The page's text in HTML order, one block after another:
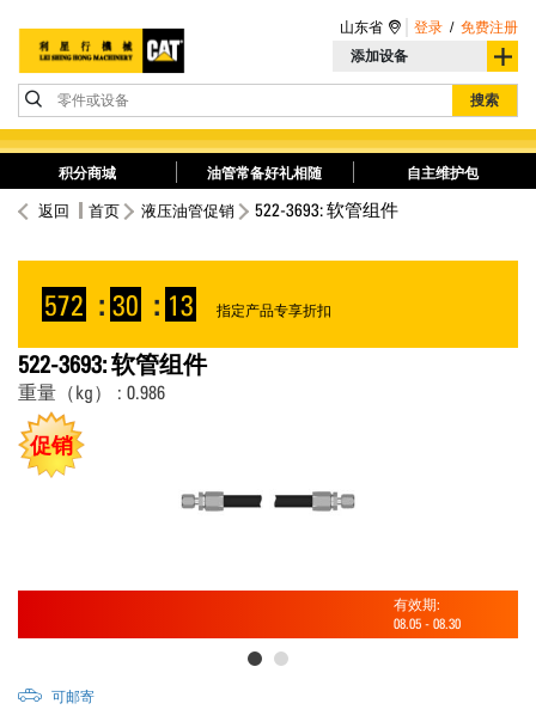
添加设备
零件或设备 搜索
山东省 登录 / 免费注册
积分商城 油管常备好礼相随 自主维护包
返回 首页 液压油管促销 522-3693: 软管组件
572 : 30 : 13 指定产品专享折扣
522-3693: 软管组件
重量（kg） : 0.986
促销
有效期:
08.05 - 08.30
可邮寄